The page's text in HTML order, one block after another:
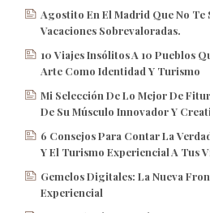
Agostito En El Madrid Que No Te
Vacaciones Sobrevaloradas.
10 Viajes Insólitos A 10 Pueblos
Arte Como Identidad Y Turismo
Mi Selección De Lo Mejor De
De Su Músculo Innovador Y
6 Consejos Para Contar La
Y El Turismo Experiencial A Tus
Gemelos Digitales: La Nueva
Experiencial